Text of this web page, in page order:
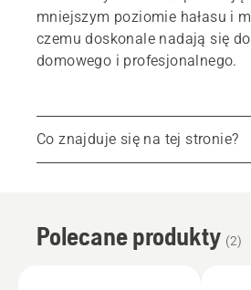
mniejszym poziomie hałasu i
czemu doskonale nadają się
domowego i profesjonalnego.
Co znajduje się na tej stronie?
Polecane produkty
Części i osprzęt
Polecane produkty (2)